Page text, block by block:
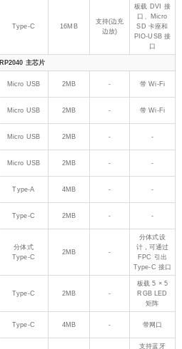
Type-C 16MB
支持(边充
边放)
板载 DVI 接
口、Micro
SD 卡座和
PIO-USB 接
口
RP2040 主芯片
Micro USB 2MB - 带 Wi-Fi
Micro USB 2MB - 带 Wi-Fi
Micro USB 2MB - -
Micro USB 2MB - -
Type-A 4MB - -
Type-C 2MB - -
分体式
Type-C
2MB -
分体式设
计，可通过
FPC 引出
Type-C 接口
Type-C 2MB -
板载 5 × 5
RGB LED
矩阵
Type-C 4MB - 带网口
支持蓝牙